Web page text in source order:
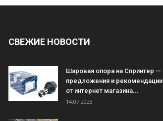
СВЕЖИЕ НОВОСТИ
Шаровая опора на Спринтер —
предложения и рекомендации
от интернет магазина...
14.07.2023